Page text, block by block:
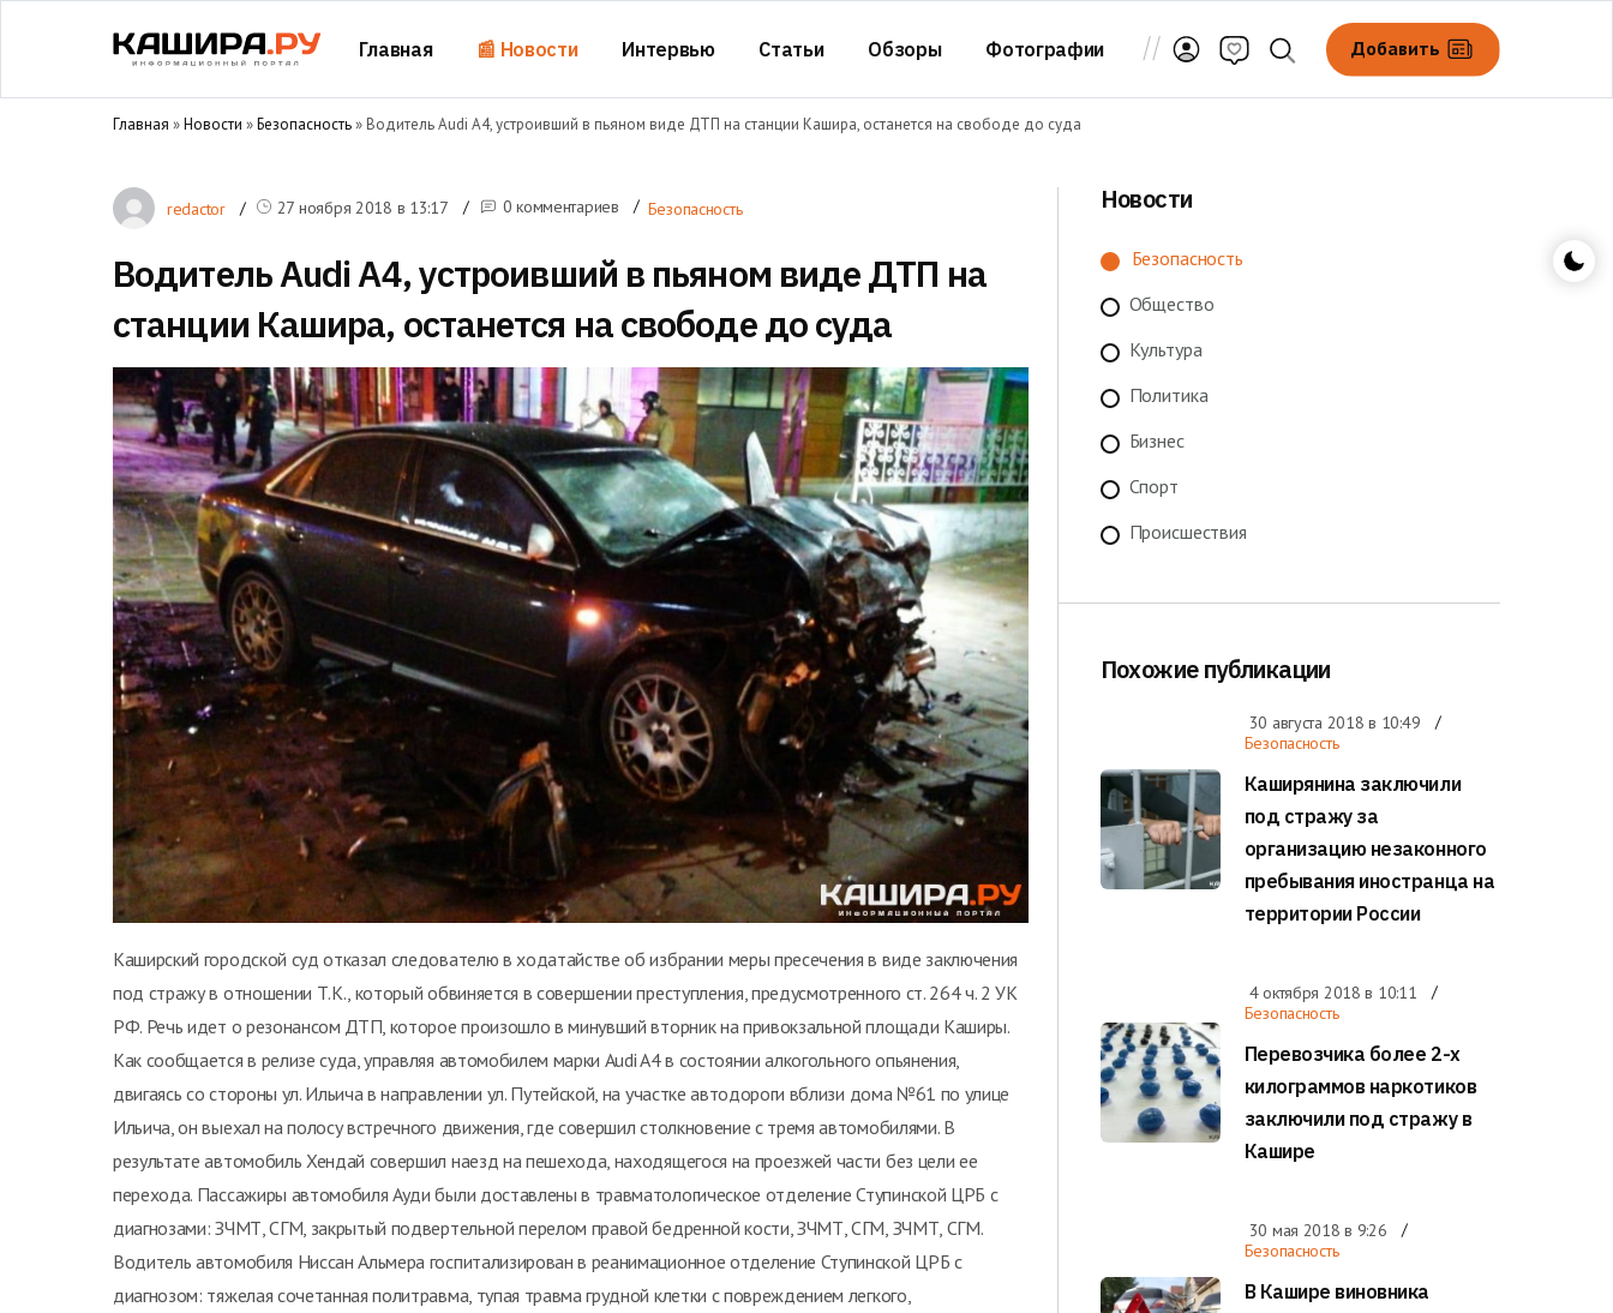
Главная 📰 Новости Интервью Статьи Обзоры Фотографии Добавить
Главная »Новости »Безопасность» Водитель Audi A4, устроивший в пьяном виде ДТП на станции Кашира, останется на свободе до суда
redactor 27 ноября 2018 в 13:17 0 комментариев Безопасность
Водитель Audi A4, устроивший в пьяном виде ДТП на
станции Кашира, останется на свободе до суда
Каширский городской суд отказал следователю в ходатайстве об избрании меры пресечения в виде заключения
под стражу в отношении Т.К., который обвиняется в совершении преступления, предусмотренного ст. 264 ч. 2 УК
РФ. Речь идет о резонансом ДТП, которое произошло в минувший вторник на привокзальной площади Каширы.
Как сообщается в релизе суда, управляя автомобилем марки Audi A4 в состоянии алкогольного опьянения,
двигаясь со стороны ул. Ильича в направлении ул. Путейской, на участке автодороги вблизи дома №61 по улице
Ильича, он выехал на полосу встречного движения, где совершил столкновение с тремя автомобилями. В
результате автомобиль Хендай совершил наезд на пешехода, находящегося на проезжей части без цели ее
перехода. Пассажиры автомобиля Ауди были доставлены в травматологическое отделение Ступинской ЦРБ с
диагнозами: ЗЧМТ, СГМ, закрытый подвертельной перелом правой бедренной кости, ЗЧМТ, СГМ, ЗЧМТ, СГМ.
Водитель автомобиля Ниссан Альмера госпитализирован в реанимационное отделение Ступинской ЦРБ с
диагнозом: тяжелая сочетанная политравма, тупая травма грудной клетки с повреждением легкого,
Новости
Безопасность
Общество
Культура
Политика
Бизнес
Спорт
Происшествия
Похожие публикации
30 августа 2018 в 10:49
Безопасность
Каширянина заключили
под стражу за
организацию незаконного
пребывания иностранца на
территории России
4 октября 2018 в 10:11
Безопасность
Перевозчика более 2-х
килограммов наркотиков
заключили под стражу в
Кашире
30 мая 2018 в 9:26
Безопасность
В Кашире виновника